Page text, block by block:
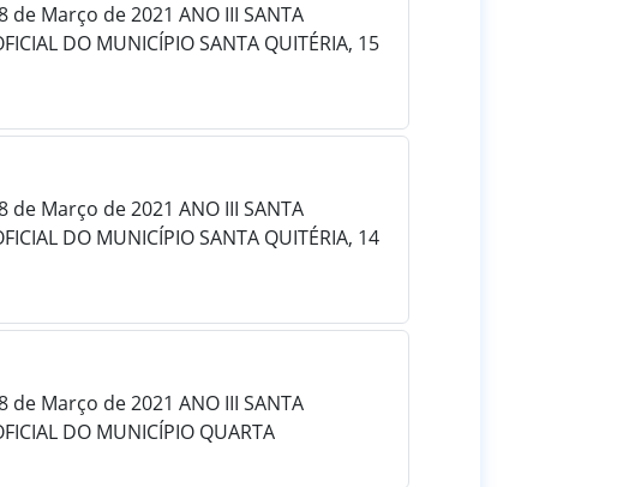
de Março de 2021 ANO III SANTA
DO MUNICÍPIO SANTA QUITÉRIA, 15
de Março de 2021 ANO III SANTA
DO MUNICÍPIO SANTA QUITÉRIA, 14
de Março de 2021 ANO III SANTA
DO MUNICÍPIO QUARTA